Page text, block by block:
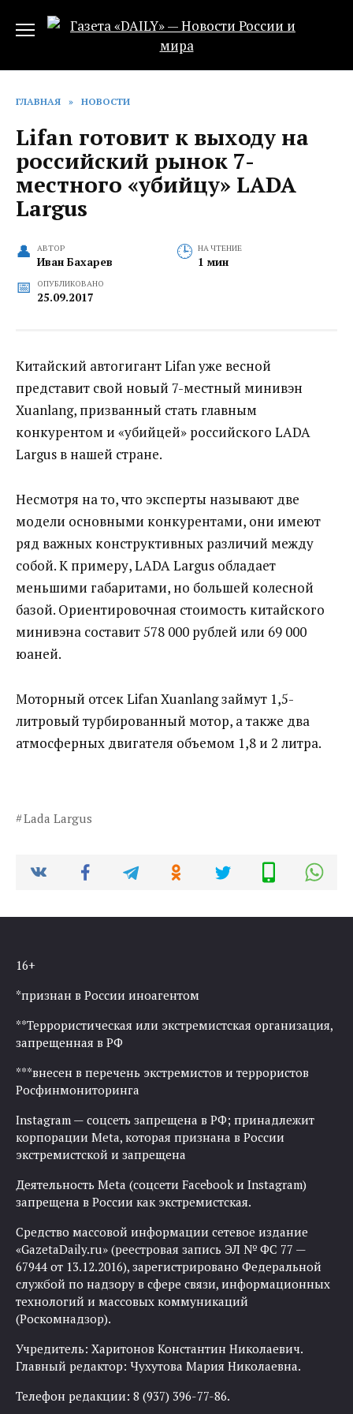
ГЛАВНАЯ » НОВОСТИ
Lifan готовит к выходу на
российский рынок 7-
местного «убийцу» LADA
Largus
АВТОР
Иван Бахарев
НА ЧТЕНИЕ
1 мин
ОПУБЛИКОВАНО
25.09.2017
Китайский автогигант Lifan уже весной
представит свой новый 7-местный минивэн
Xuanlang, призванный стать главным
конкурентом и «убийцей» российского LADA
Largus в нашей стране.
Несмотря на то, что эксперты называют две
модели основными конкурентами, они имеют
ряд важных конструктивных различий между
собой. К примеру, LADA Largus обладает
меньшими габаритами, но большей колесной
базой. Ориентировочная стоимость китайского
минивэна составит 578 000 рублей или 69 000
юаней.
Моторный отсек Lifan Xuanlang займут 1,5-
литровый турбированный мотор, а также два
атмосферных двигателя объемом 1,8 и 2 литра.
Lada Largus
16+
*признан в России иноагентом
**Террористическая или экстремистская организация,
запрещенная в РФ
***внесен в перечень экстремистов и террористов
Росфинмониторинга
Instagram — соцсеть запрещена в РФ; принадлежит
корпорации Meta, которая признана в России
экстремистской и запрещена
Деятельность Meta (соцсети Facebook и Instagram)
запрещена в России как экстремистская.
Средство массовой информации сетевое издание
«GazetaDaily.ru» (реестровая запись ЭЛ № ФС 77 —
67944 от 13.12.2016), зарегистрировано Федеральной
службой по надзору в сфере связи, информационных
технологий и массовых коммуникаций
(Роскомнадзор).
Учредитель: Харитонов Константин Николаевич.
Главный редактор: Чухутова Мария Николаевна.
Телефон редакции: 8 (937) 396-77-86.